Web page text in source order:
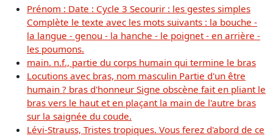
Prénom : Date : Cycle 3 Secourir : les gestes simples
Complète le texte avec les mots suivants : la bouche -
la langue - genou - la hanche - le poignet - en arrière -
les poumons.
main. n.f., partie du corps humain qui termine le bras
Locutions avec bras, nom masculin Partie d'un être
humain ? bras d'honneur Signe obscène fait en pliant le
bras vers le haut et en plaçant la main de l'autre bras
sur la saignée du coude.
Lévi-Strauss, Tristes tropiques. Vous ferez d'abord de ce